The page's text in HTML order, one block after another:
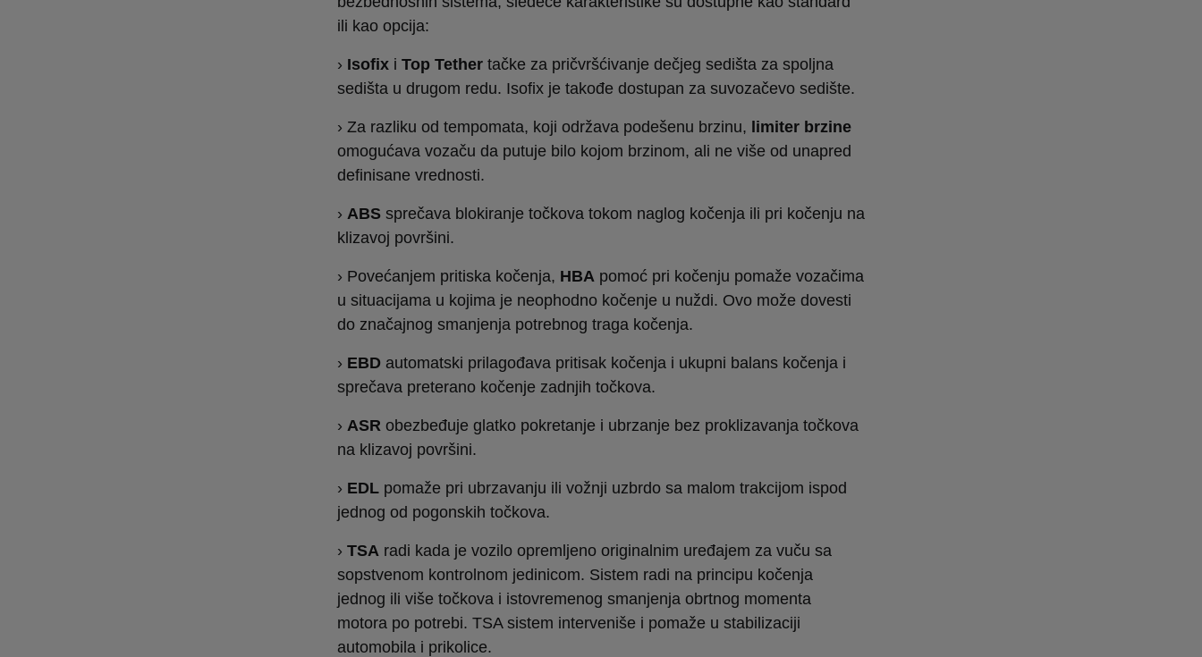
ili kao opcija:
› Isofixi Top Tethertačke za pričvršćivanje dečjeg sedišta za spoljna
sedišta u drugom redu. Isofix je takođe dostupan za suvozačevo sedište.
› Za razliku od tempomata, koji održava podešenu brzinu, limiter brzine
omogućava vozaču da putuje bilo kojom brzinom, ali ne više od unapred
definisane vrednosti.
› ABSsprečava blokiranje točkova tokom naglog kočenja ili pri kočenju na
klizavoj površini.
› Povećanjem pritiska kočenja, HBA pomoć pri kočenju pomaže vozačima
u situacijama u kojima je neophodno kočenje u nuždi. Ovo može dovesti
do značajnog smanjenja potrebnog traga kočenja.
› EBDautomatski prilagođava pritisak kočenja i ukupni balans kočenja i
sprečava preterano kočenje zadnjih točkova.
› ASR obezbeđuje glatko pokretanje i ubrzanje bez proklizavanja točkova
na klizavoj površini.
› EDLpomaže pri ubrzavanju ili vožnji uzbrdo sa malom trakcijom ispod
jednog od pogonskih točkova.
› TSA radi kada je vozilo opremljeno originalnim uređajem za vuču sa
sopstvenom kontrolnom jedinicom. Sistem radi na principu kočenja
jednog ili više točkova i istovremenog smanjenja obrtnog momenta
motora po potrebi. TSA sistem interveniše i pomaže u stabilizaciji
automobila i prikolice.